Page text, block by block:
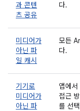
과 콘텐
츠 공유
다.
미디어가
아닌 파
일 캐시
모든
다.
기기로
미디어가
아닌 파
앱에
접근
를 선